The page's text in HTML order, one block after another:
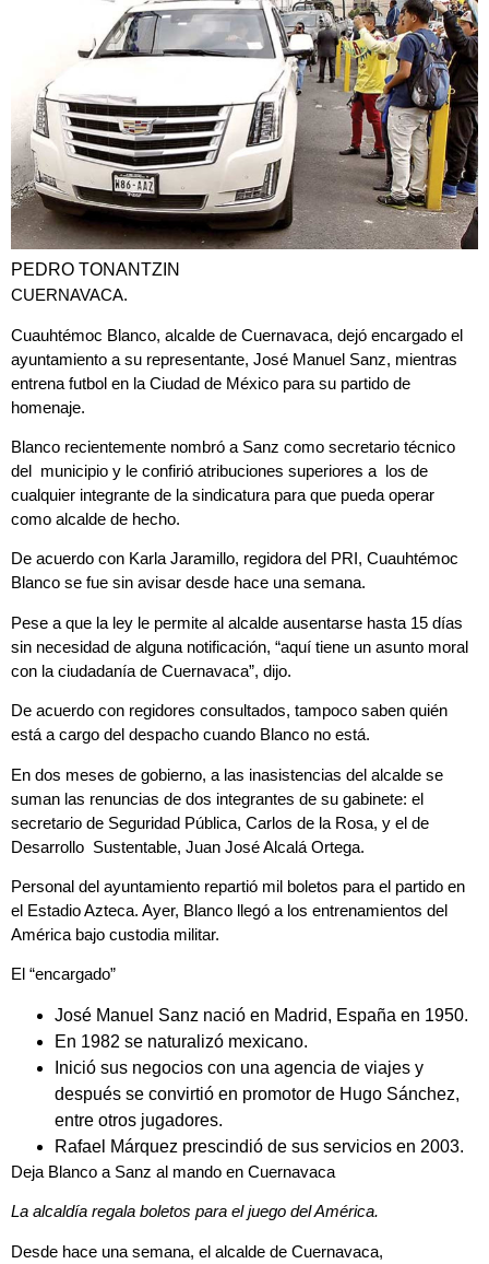
PEDRO TONANTZIN
CUERNAVACA.
Cuauhtémoc Blanco, alcalde de Cuernavaca, dejó encargado el
ayuntamiento a su representante, José Manuel Sanz, mientras
entrena futbol en la Ciudad de México para su partido de
homenaje.
Blanco recientemente nombró a Sanz como secretario técnico
del municipio y le confirió atribuciones superiores a los de
cualquier integrante de la sindicatura para que pueda operar
como alcalde de hecho.
De acuerdo con Karla Jaramillo, regidora del PRI, Cuauhtémoc
Blanco se fue sin avisar desde hace una semana.
Pese a que la ley le permite al alcalde ausentarse hasta 15 días
sin necesidad de alguna notificación, “aquí tiene un asunto moral
con la ciudadanía de Cuernavaca”, dijo.
De acuerdo con regidores consultados, tampoco saben quién
está a cargo del despacho cuando Blanco no está.
En dos meses de gobierno, a las inasistencias del alcalde se
suman las renuncias de dos integrantes de su gabinete: el
secretario de Seguridad Pública, Carlos de la Rosa, y el de
Desarrollo Sustentable, Juan José Alcalá Ortega.
Personal del ayuntamiento repartió mil boletos para el partido en
el Estadio Azteca. Ayer, Blanco llegó a los entrenamientos del
América bajo custodia militar.
El “encargado”
José Manuel Sanz nació en Madrid, España en 1950.
En 1982 se naturalizó mexicano.
Inició sus negocios con una agencia de viajes y
después se convirtió en promotor de Hugo Sánchez,
entre otros jugadores.
Rafael Márquez prescindió de sus servicios en 2003.
Deja Blanco a Sanz al mando en Cuernavaca
La alcaldía regala boletos para el juego del América.
Desde hace una semana, el alcalde de Cuernavaca,